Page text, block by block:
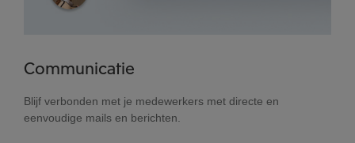
Communicatie
Blijf verbonden met je medewerkers met directe en
eenvoudige mails en berichten.